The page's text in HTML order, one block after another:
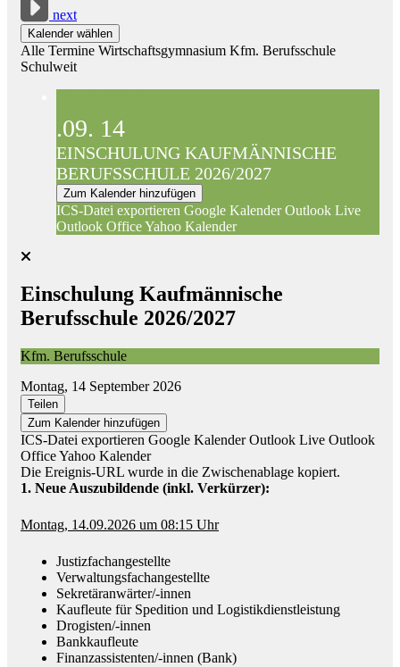
next
Kalender wählen
Alle Termine Wirtschaftsgymnasium Kfm. Berufsschule
Schulweit
.09. 14
EINSCHULUNG KAUFMÄNNISCHE
BERUFSSCHULE 2026/2027
Zum Kalender hinzufügen
ICS-Datei exportieren Google KalenderOutlook Live
Outlook OfficeYahoo Kalender
Einschulung Kaufmännische
Berufsschule 2026/2027
Kfm. Berufsschule
Montag, 14 September 2026
Teilen
Zum Kalender hinzufügen
ICS-Datei exportieren Google KalenderOutlook Live Outlook
OfficeYahoo Kalender
Die Ereignis-URL wurde in die Zwischenablage kopiert.
1. Neue Auszubildende (inkl. Verkürzer):
Montag, 14.09.2026 um 08:15 Uhr
Justizfachangestellte
Verwaltungsfachangestellte
Sekretäranwärter/-innen
Kaufleute für Spedition und Logistikdienstleistung
Drogisten/-innen
Bankkaufleute
Finanzassistenten/-innen (Bank)